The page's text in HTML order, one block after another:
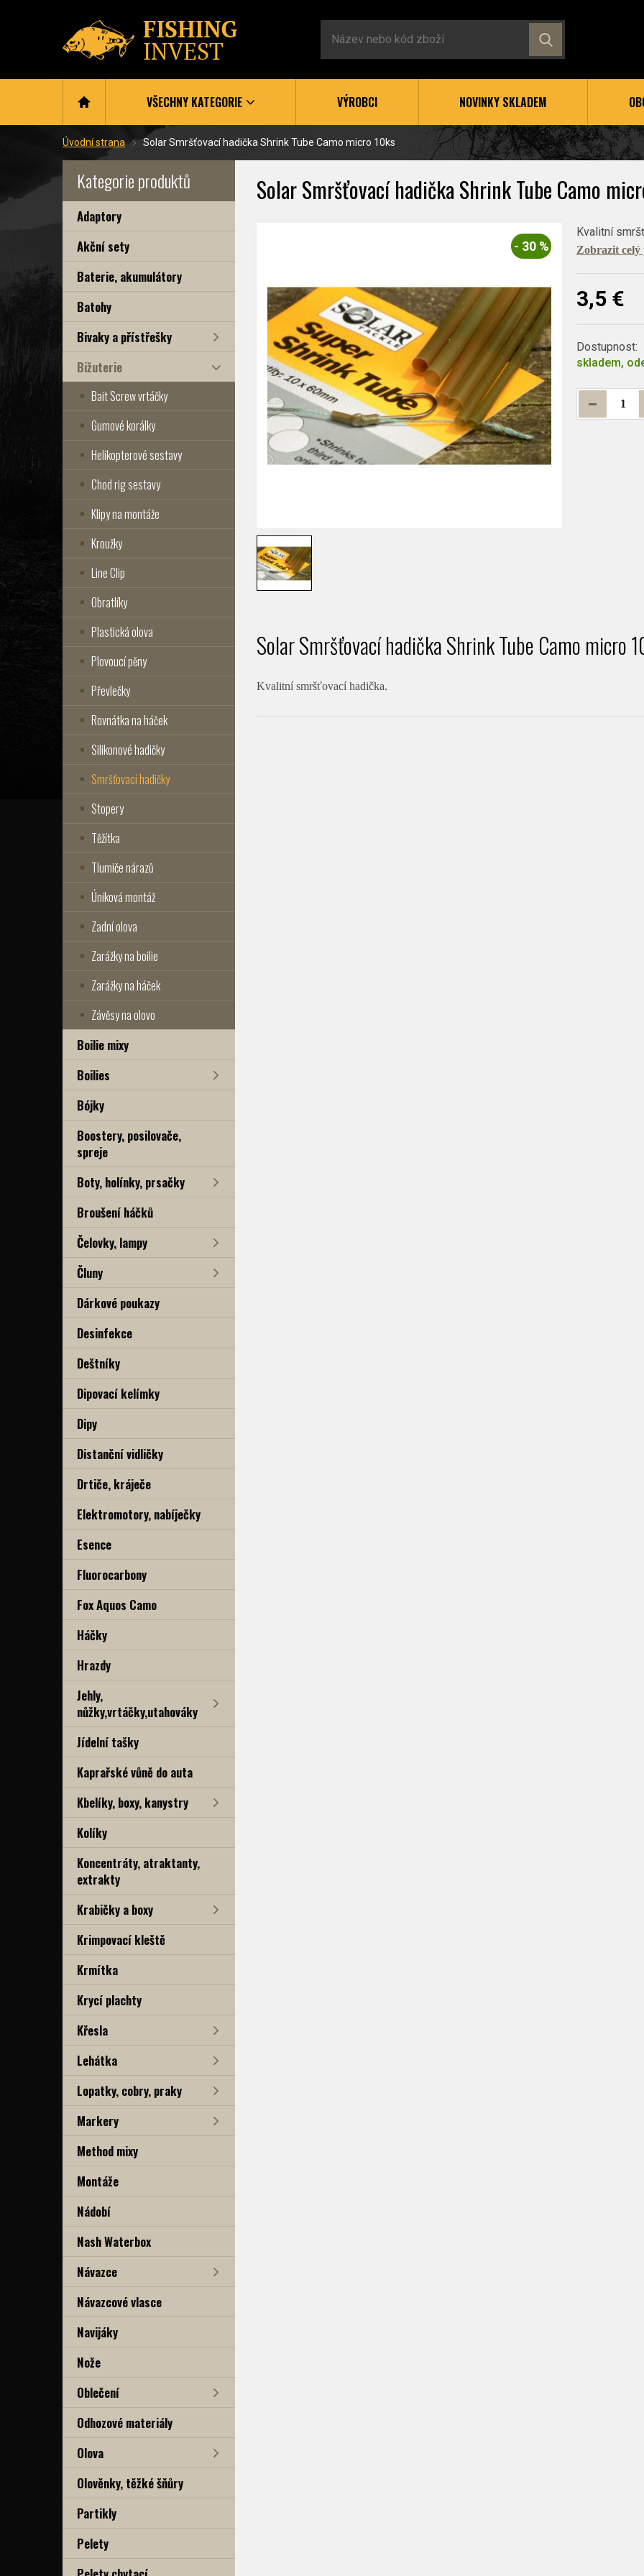
VŠECHNY KATEGORIE VÝROBCI NOVINKY SKLADEM
Úvodní strana Solar Smršťovací hadička Shrink Tube Camo micro 10ks
Kategorie produktů
Adaptory
Akční sety
Baterie, akumulátory
Batohy
Bivaky a přístřešky
Bižuterie
Bait Screw vrtáčky
Gumové korálky
Helikopterové sestavy
Chod rig sestavy
Klipy na montáže
Kroužky
Line Clip
Obratlíky
Plastická olova
Plovoucí pěny
Převlečky
Rovnátka na háček
Silikonové hadičky
Smršťovací hadičky
Stopery
Těžítka
Tlumiče nárazů
Úniková montáž
Zadní olova
Zarážky na boilie
Zarážky na háček
Závěsy na olovo
Boilie mixy
Boilies
Bójky
Boostery, posilovače,
spreje
Boty, holínky, prsačky
Broušení háčků
Čelovky, lampy
Čluny
Dárkové poukazy
Desinfekce
Deštníky
Dipovací kelímky
Dipy
Distanční vidličky
Drtiče, kráječe
Elektromotory, nabíječky
Esence
Fluorocarbony
Fox Aquos Camo
Háčky
Hrazdy
Jehly,
nůžky,vrtáčky,utahováky
Jídelní tašky
Kaprařské vůně do auta
Kbelíky, boxy, kanystry
Kolíky
Koncentráty, atraktanty,
extrakty
Krabičky a boxy
Krimpovací kleště
Krmítka
Krycí plachty
Křesla
Lehátka
Lopatky, cobry, praky
Markery
Method mixy
Montáže
Nádobí
Nash Waterbox
Návazce
Návazcové vlasce
Navijáky
Nože
Oblečení
Odhozové materiály
Olova
Olověnky, těžké šňůry
Partikly
Pelety
Solar Smršťovací hadička Shrink Tube Camo
- 30 %
Kvalitní
Zobrazit celý
3,5 €
Dostupnost:
skladem,
Solar Smršťovací hadička Shrink Tube Camo micro
Kvalitní smršťovací hadička.